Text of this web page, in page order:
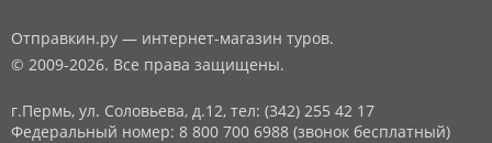
Отправкин.ру — интернет-магазин туров.
© 2009-2026. Все права защищены.
г.Пермь, ул. Соловьева, д.12, тел: (342) 255 42 17
Федеральный номер: 8 800 700 6988 (звонок бесплатный)